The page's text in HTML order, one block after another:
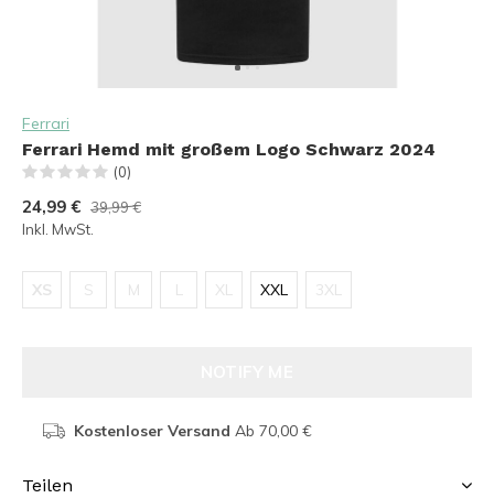
Ferrari
Ferrari Hemd mit großem Logo Schwarz 2024
(0)
24,99 € 39,99 €
Inkl. MwSt.
XS S M L XL XXL 3XL
Kostenloser Versand Ab 70,00 €
Teilen